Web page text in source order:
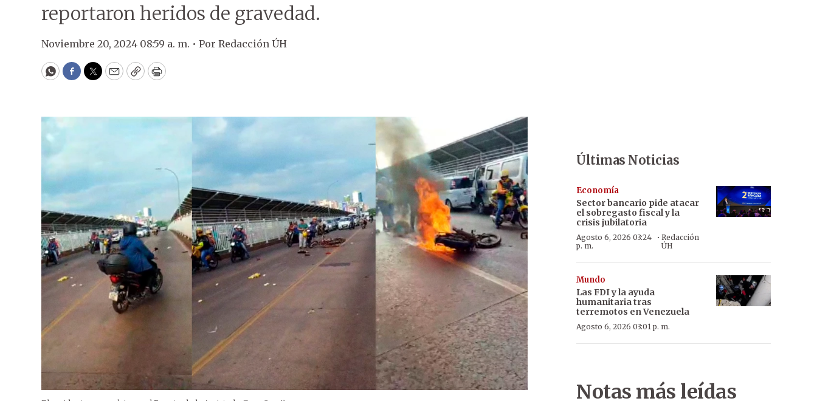
reportaron heridos de gravedad.
Noviembre 20, 2024 08:59 a. m. • Por Redacción ÚH
WhatsApp
Facebook
Twitter
EmailCopyPrint
Últimas Noticias
Economía
Sector bancario pide atacar
el sobregasto fiscal y la
crisis jubilatoria
Agosto 6, 2026 03:24
p. m.
· Redacción
ÚH
Mundo
Las FDI y la ayuda
humanitaria tras
terremotos en Venezuela
Agosto 6, 2026 03:01 p. m.
Notas más leídas